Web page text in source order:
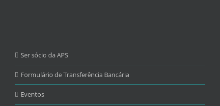
Ser sócio da APS
Formulário de Transferência Bancária
Eventos